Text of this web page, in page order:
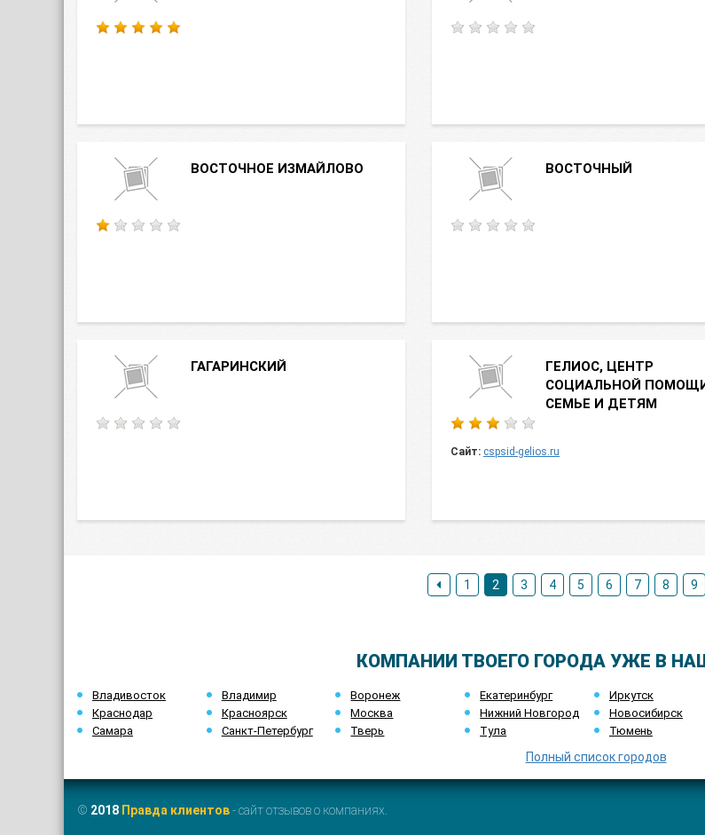
ВОСТОЧНОЕ ИЗМАЙЛОВО ВОСТОЧНЫЙ
ГАГАРИНСКИЙ
ГЕЛИОС, ЦЕНТР
СОЦИАЛЬНОЙ
СЕМЬЕ И ДЕТЯМ
Сайт: cspsid-gelios.ru
1 2 3 4 5 6 7 8 9
КОМПАНИИ ТВОЕГО ГОРОДА УЖЕ В
Владивосток Владимир Воронеж Екатеринбург Иркутск
Краснодар
Красноярск Москва Нижний Новгород Новосибирск
Самара
Санкт-Петербург Тверь Тула Тюмень
Полный список городов
© 2018 Правда клиентов- сайт отзывов о компаниях.